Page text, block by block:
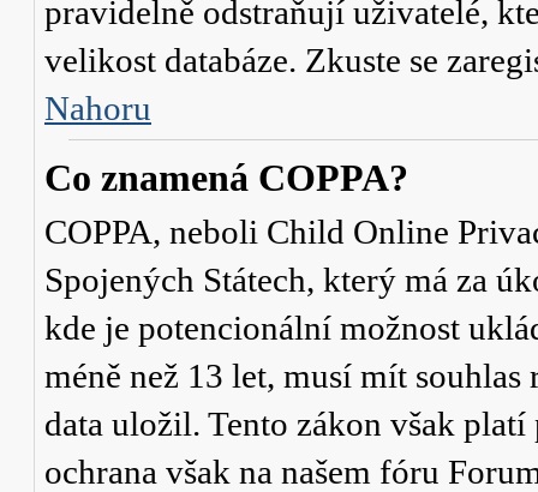
pravidelně odstraňují uživatelé,
velikost databáze. Zkuste se
Nahoru
Co znamená COPPA?
COPPA, neboli Child Online
Spojených Státech, který má za
kde je potencionální možnost
méně než 13 let, musí mít
data uložil. Tento zákon však
ochrana však na našem fóru